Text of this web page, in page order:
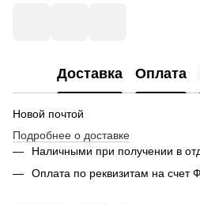
Доставка Оплата
Новой почтой
Подробнее о доставке
Наличными при получении в
Оплата по реквизитам на счет